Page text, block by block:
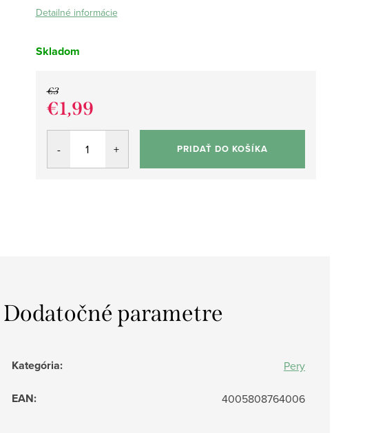
Detailné informácie
Skladom
€3
€1,99
Jednotková
PRIDAŤ DO KOŠÍKA
Dodatočné parametre
Kategória: Pery
EAN: 4005808764006